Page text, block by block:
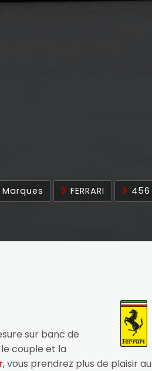
Marques FERRARI 456
sur banc de
couple et la
, vous prendrez plus de plaisir au